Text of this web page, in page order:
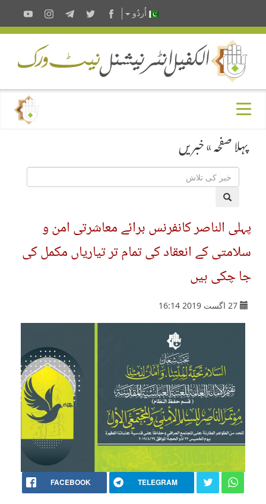
اُردُو
پہلا صفحہ»خبریں
پہلی الناصر کانفرنس برائے معاشرتی امن و
سلامتی کے انعقاد کی تمام تر تیاریاں مکمل کی
جا چکی ہیں
27 اگست 2019 16:14
FACEBOOK TELEGRAM